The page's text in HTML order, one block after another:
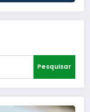
Pesquisar